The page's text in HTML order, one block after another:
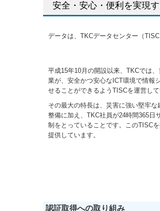
安全・安心・便利を実現
データは、TKCデータセンター（
平成15年10月の開設以来、TKCでは
業が、安全かつ安心なICT環境で情報
せることができるようTISCを運営して
その最大の特長は、災害に強い堅牢
整備に加え、TKC社員が24時間365日
制をとっていることです。このTISC
提供しています。
認証取得への取り組み